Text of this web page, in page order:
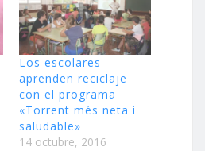
Los escolares
aprenden reciclaje
con el programa
«Torrent més neta i
saludable»
14 octubre, 2016